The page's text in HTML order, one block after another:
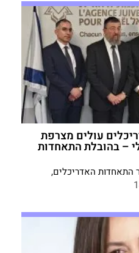
עולים מצרפת
– בהובלת התאחדות
התאחדות האדריכלים,
לגיוס אדריכלים עולים
תעסוקתית בישראל